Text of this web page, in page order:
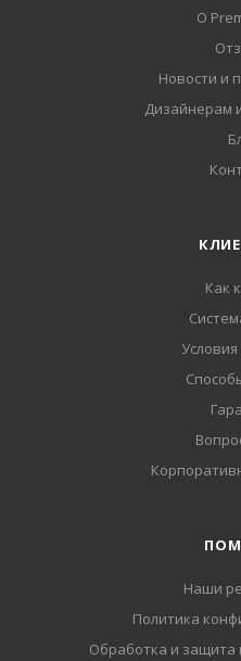
О
Новости и
Дизайнерам
Как
Наши
Политика
Обработка и